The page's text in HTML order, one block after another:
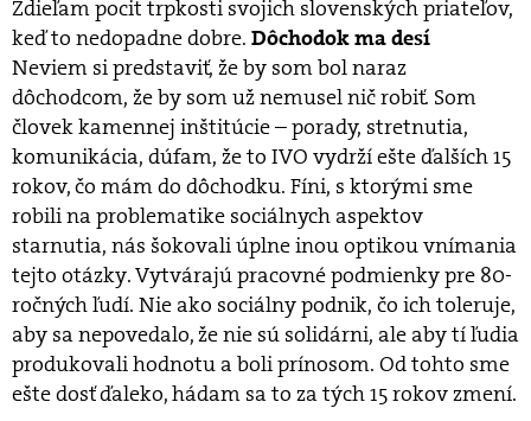
Zdieľam pocit trpkosti svojich slovenských priateľov,
keď to nedopadne dobre. Dôchodok ma desí
Neviem si predstaviť, že by som bol naraz
dôchodcom, že by som už nemusel nič robiť. Som
človek kamennej inštitúcie – porady, stretnutia,
komunikácia, dúfam, že to IVO vydrží ešte ďalších 15
rokov, čo mám do dôchodku. Fíni, s ktorými sme
robili na problematike sociálnych aspektov
starnutia, nás šokovali úplne inou optikou vnímania
tejto otázky. Vytvárajú pracovné podmienky pre 80-
ročných ľudí. Nie ako sociálny podnik, čo ich toleruje,
aby sa nepovedalo, že nie sú solidárni, ale aby tí ľudia
produkovali hodnotu a boli prínosom. Od tohto sme
ešte dosť ďaleko, hádam sa to za tých 15 rokov zmení.